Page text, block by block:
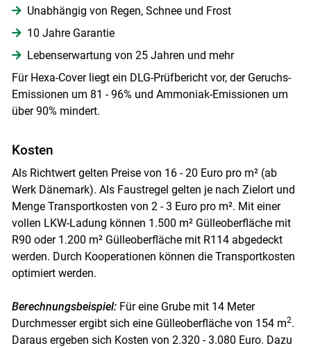
Unabhängig von Regen, Schnee und Frost
10 Jahre Garantie
Lebenserwartung von 25 Jahren und mehr
Für Hexa-Cover liegt ein DLG-Prüfbericht vor, der Geruchs-
Emissionen um 81 - 96% und Ammoniak-Emissionen um
über 90% mindert.
Kosten
Als Richtwert gelten Preise von 16 - 20 Euro pro m² (ab
Werk Dänemark). Als Faustregel gelten je nach Zielort und
Menge Transportkosten von 2 - 3 Euro pro m². Mit einer
vollen LKW-Ladung können 1.500 m² Gülleoberfläche mit
R90 oder 1.200 m² Gülleoberfläche mit R114 abgedeckt
werden. Durch Kooperationen können die Transportkosten
optimiert werden.
Berechnungsbeispiel:Für eine Grube mit 14 Meter
Durchmesser ergibt sich eine Gülleoberfläche von 154 m2.
Daraus ergeben sich Kosten von 2.320 - 3.080 Euro. Dazu